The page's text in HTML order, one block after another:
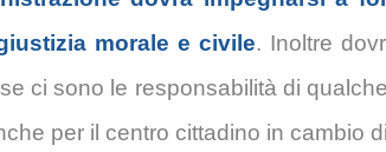
morale e civile. Inoltre
ci sono le responsabilità di
per il centro cittadino in cambio